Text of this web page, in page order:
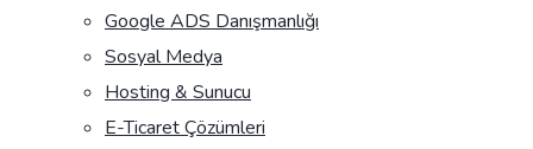
Google ADS Danışmanlığı
Sosyal Medya
Hosting & Sunucu
E-Ticaret Çözümleri